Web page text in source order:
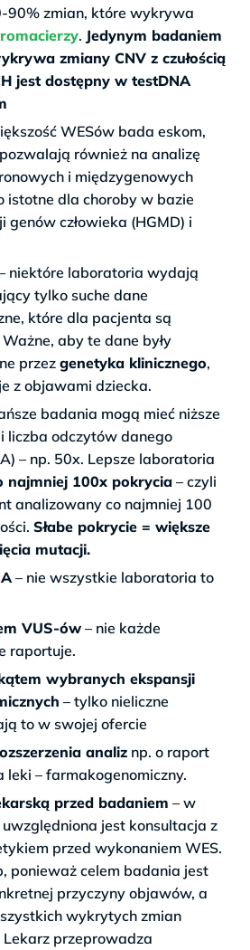
zmian, które wykrywa
. Jedynym badaniem
zmiany CNV z czułością
jest dostępny w testDNA
WESów bada eskom,
również na analizę
i międzygenowych
istotne dla choroby w bazie
genów człowieka (HGMD) i
niektóre laboratoria wydają
tylko suche dane
które dla pacjenta są
aby te dane były
przezgenetyka klinicznego,
z objawami dziecka.
badania mogą mieć niższe
liczba odczytów danego
– np. 50x. Lepsze laboratoria
najmniej 100x pokrycia – czyli
analizowany co najmniej 100
Słabe pokrycie = większe
mutacji.
– nie wszystkie laboratoria to
VUS-ów – nie każde
raportuje.
wybranych ekspansji
– tylko nieliczne
to w swojej ofercie
analiz np. o raport
leki – farmakogenomiczny.
przed badaniem – w
jest konsultacja z
przed wykonaniem WES.
ponieważ celem badania jest
przyczyny objawów, a
wykrytych zmian
Lekarz przeprowadza